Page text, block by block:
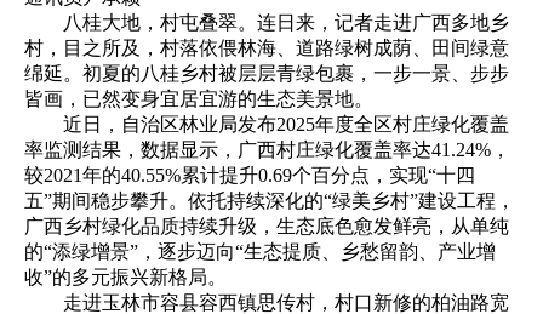
八桂大地，村屯叠翠。连日来，记者走进广西多地乡
村，目之所及，村落依偎林海、道路绿树成荫、田间绿意
绵延。初夏的八桂乡村被层层青绿包裹，一步一景、步步
皆画，已然变身宜居宜游的生态美景地。
近日，自治区林业局发布2025年度全区村庄绿化覆盖
率监测结果，数据显示，广西村庄绿化覆盖率达41.24%，
较2021年的40.55%累计提升0.69个百分点，实现“十四
五”期间稳步攀升。依托持续深化的“绿美乡村”建设工程，
广西乡村绿化品质持续升级，生态底色愈发鲜亮，从单纯
的“添绿增景”，逐步迈向“生态提质、乡愁留韵、产业增
收”的多元振兴新格局。
走进玉林市容县容西镇思传村，村口新修的柏油路宽